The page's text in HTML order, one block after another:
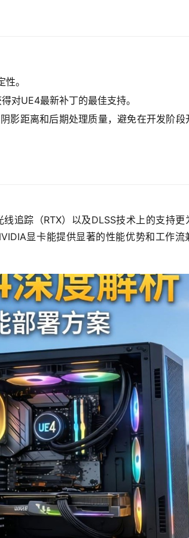
。
对UE4最新补丁的最佳支持。
影距离和后期处理质量，避免在开发阶段
追踪（RTX）以及DLSS技术上的支持更
显卡能提供显著的性能优势和工作流